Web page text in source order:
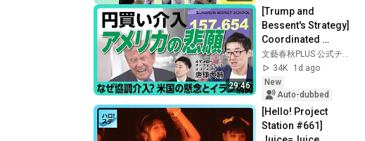
29:46
[Trump and
Bessent's Strategy]
Coordinated
Intervention
Leading to a
Stronger Yen | Can
the Weak ...
文藝春秋PLUS 公式チャンネル
34K
1d ago
New
Auto-dubbed
[Hello! Project
Station #661]